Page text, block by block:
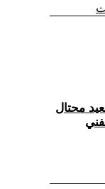
محتال